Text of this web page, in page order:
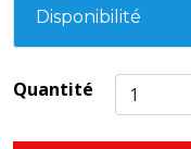
Disponibilité
Quantité